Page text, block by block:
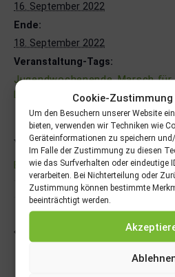
Cookie-Zustimmung
Um den Besuchern unserer Website
bieten, verwenden wir Techniken wie
Geräteinformationen zu speichern
Im Falle der Zustimmung zu diesen
wie das Surfverhalten oder eindeutige
verarbeiten. Bei Nichterteilung oder
Zustimmung können bestimmte
beeinträchtigt werden.
16. September 2022
Ende:
18. September 2022
Veranstaltung-Tags:
Jugendwochenende,Marsch für
Ber­lin